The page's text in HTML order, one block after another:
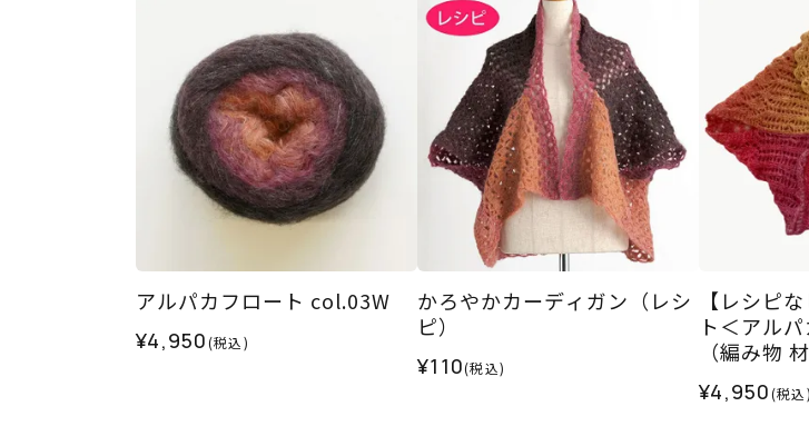
アルパカフロート col.03W
¥4,950(税込)
かろやかカーディガン（レシ
ピ）
¥110(税込)
【レシピ
ト＜アル
（編み物
¥4,950(税込)